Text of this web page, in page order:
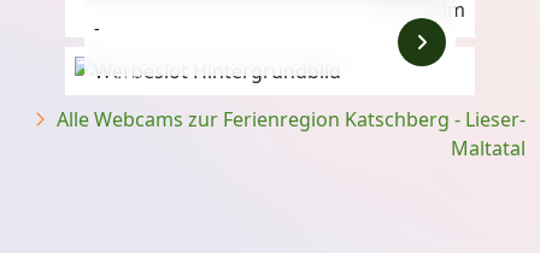
1.670m
Anzeige
-
Alle Webcams zur Ferienregion Katschberg - Lieser-
Maltatal